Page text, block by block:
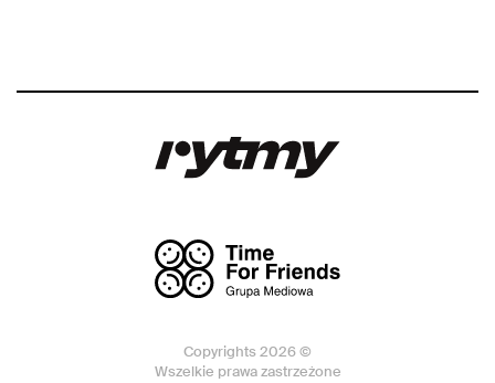
Copyrights 2026 ©
Wszelkie prawa zastrzeżone